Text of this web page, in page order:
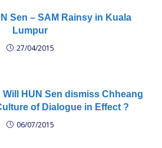
Sen – SAM Rainsy in Kuala
Lumpur
27/04/2015
HUN Sen dismiss Chheang
of Dialogue in Effect ?
06/07/2015